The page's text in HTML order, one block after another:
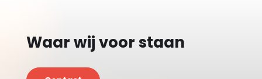
Waar wij voor staan